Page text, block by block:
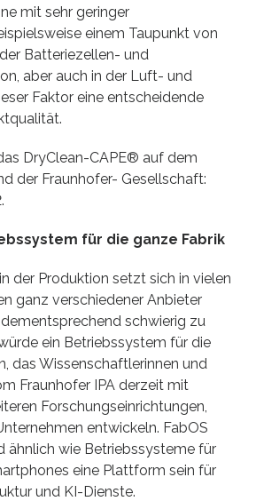
mit sehr geringer
einem Taupunkt von
Batteriezellen- und
aber auch in der Luft- und
Faktor eine entscheidende
DryClean-CAPE® auf dem
der Fraunhofer- Gesellschaft:
für die ganze Fabrik
der Produktion setzt sich in vielen
ganz verschiedener Anbieter
schwierig zu
ein Betriebssystem für die
das Wissenschaftlerinnen und
Fraunhofer IPA derzeit mit
Forschungseinrichtungen,
entwickeln. FabOS
ähnlich wie Betriebssysteme für
eine Plattform sein für
und KI-Dienste.